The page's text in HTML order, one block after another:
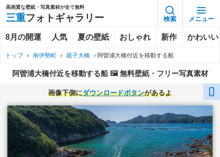
高画質な壁紙・写真素材が全て無料
三重フォトギャラリー 検索 メニュー
8月の開運 人気 夏の壁紙 おしゃれ 新作 かわいい
トップ › 南伊勢町 › 親子大橋 › 阿曽浦大橋付近を移動する船
阿曽浦大橋付近を移動する船 🖼️ 無料壁紙・フリー写真素材
画像下側にダウンロードボタンがあるよ